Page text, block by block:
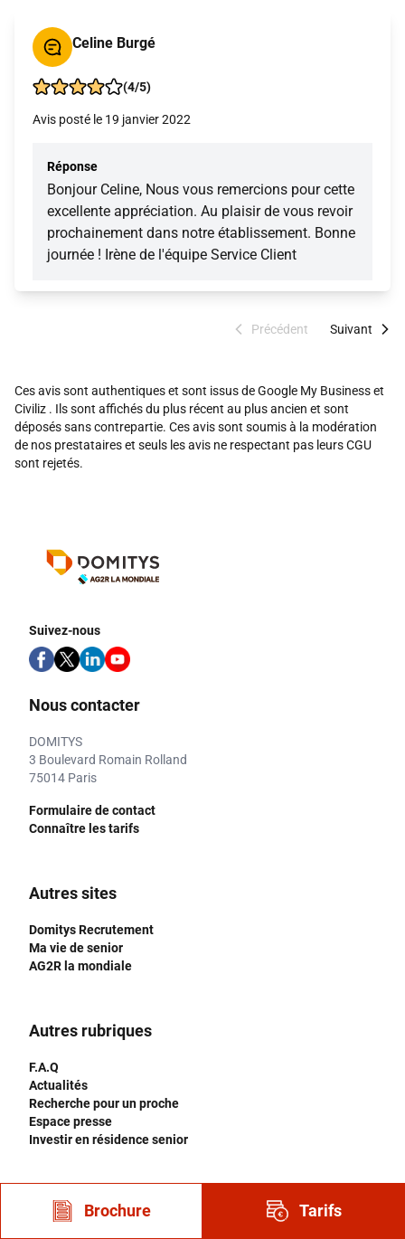
Celine Burgé
(4/5)
Avis posté le 19 janvier 2022
Réponse
Bonjour Celine, Nous vous remercions pour cette
excellente appréciation. Au plaisir de vous revoir
prochainement dans notre établissement. Bonne
journée ! Irène de l'équipe Service Client
Précédent Suivant
Ces avis sont authentiques et sont issus de Google My Business et
Civiliz . Ils sont affichés du plus récent au plus ancien et sont
déposés sans contrepartie. Ces avis sont soumis à la modération
de nos prestataires et seuls les avis ne respectant pas leurs CGU
sont rejetés.
Suivez-nous
Nous contacter
DOMITYS
3 Boulevard Romain Rolland
75014 Paris
Formulaire de contact
Connaître les tarifs
Autres sites
Domitys Recrutement
Ma vie de senior
AG2R la mondiale
Autres rubriques
F.A.Q
Actualités
Recherche pour un proche
Espace presse
Investir en résidence senior
Résidences par région
Brochure Tarifs